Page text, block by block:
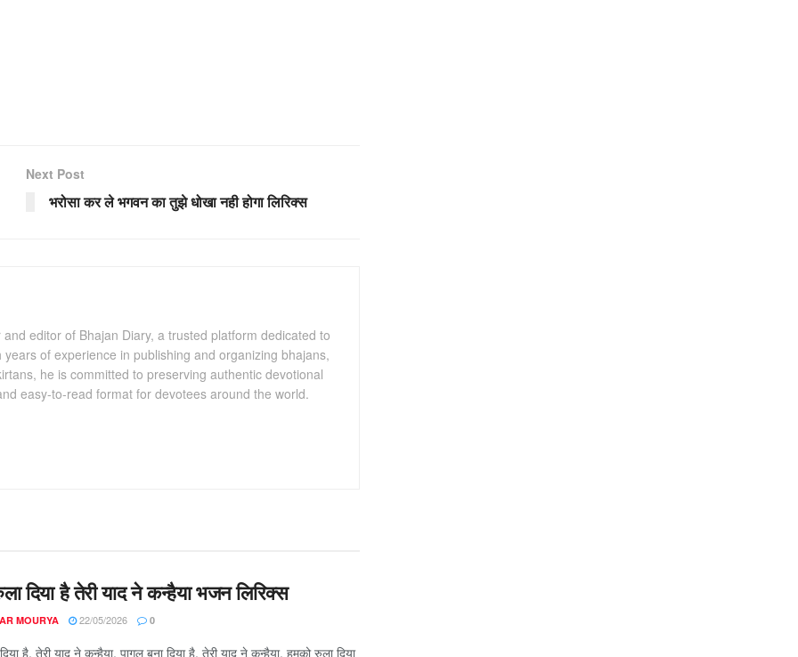
Next Post
भरोसा कर ले भगवन का तुझे धोखा नही होगा लिरिक्स
editor of Bhajan Diary, a trusted platform dedicated to
of experience in publishing and organizing bhajans,
he is committed to preserving authentic devotional
easy-to-read format for devotees around the world.
दिया है तेरी याद ने कन्हैया भजन लिरिक्स
MOURYA 22/05/2026 0
है, तेरी याद ने कन्हैया, पागल बना दिया है, तेरी याद ने कन्हैया, हमको रुला दिया